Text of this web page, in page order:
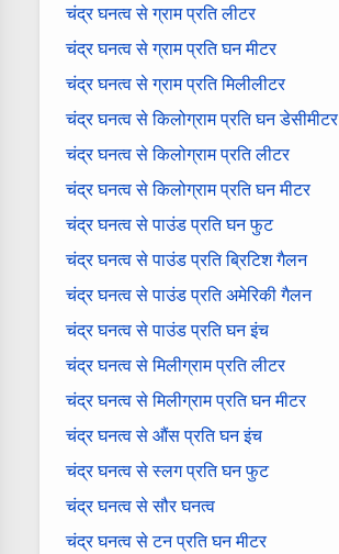
चंद्र घनत्व से ग्राम प्रति लीटर
चंद्र घनत्व से ग्राम प्रति घन मीटर
चंद्र घनत्व से ग्राम प्रति मिलीलीटर
चंद्र घनत्व से किलोग्राम प्रति घन डेसीमीटर
चंद्र घनत्व से किलोग्राम प्रति लीटर
चंद्र घनत्व से किलोग्राम प्रति घन मीटर
चंद्र घनत्व से पाउंड प्रति घन फुट
चंद्र घनत्व से पाउंड प्रति ब्रिटिश गैलन
चंद्र घनत्व से पाउंड प्रति अमेरिकी गैलन
चंद्र घनत्व से पाउंड प्रति घन इंच
चंद्र घनत्व से मिलीग्राम प्रति लीटर
चंद्र घनत्व से मिलीग्राम प्रति घन मीटर
चंद्र घनत्व से औंस प्रति घन इंच
चंद्र घनत्व से स्लग प्रति घन फुट
चंद्र घनत्व से सौर घनत्व
चंद्र घनत्व से टन प्रति घन मीटर